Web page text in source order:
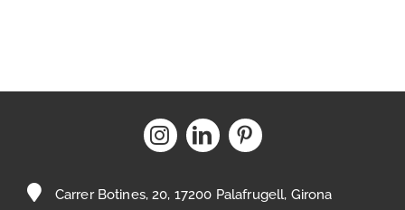
Carrer Botines, 20, 17200 Palafrugell, Girona